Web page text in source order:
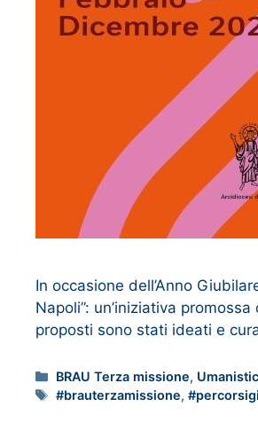
In occasione dell’Anno
Napoli”: un’iniziativa
proposti sono stati ideati e
BRAU Terza missione,
#brauterzamissione,